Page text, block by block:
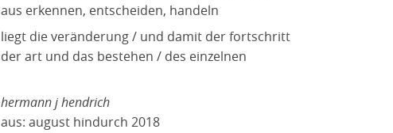
aus erkennen, entscheiden, handeln
liegt die veränderung / und damit der fortschritt
der art und das bestehen / des einzelnen
hermann j hendrich
aus: august hindurch 2018